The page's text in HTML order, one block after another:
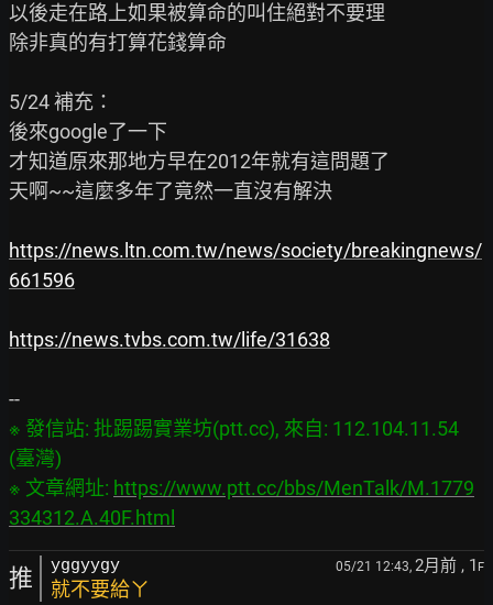
以後走在路上如果被算命的叫住絕對不要理
除非真的有打算花錢算命
5/24 補充：
後來google了一下
才知道原來那地方早在2012年就有這問題了
天啊~~這麼多年了竟然一直沒有解決
https://news.ltn.com.tw/news/society/breakingnews/
661596
https://news.tvbs.com.tw/life/31638
※ 發信站: 批踢踢實業坊(ptt.cc), 來自: 112.104.11.54
(臺灣)
※ 文章網址: https://www.ptt.cc/bbs/MenTalk/M.1779
334312.A.40F.html
推 yggyygy 05/21 12:43, 2月前 , 1 F
就不要給ㄚ